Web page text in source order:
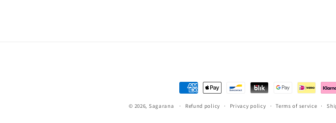
Payment
methods
© 2026, Sagarana Refund policy Privacy policy Terms of service